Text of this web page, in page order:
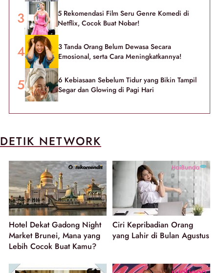
5 Rekomendasi Film Seru Genre Komedi di
Netflix, Cocok Buat Nobar!
3 Tanda Orang Belum Dewasa Secara
Emosional, serta Cara Meningkatkannya!
6 Kebiasaan Sebelum Tidur yang Bikin Tampil
Segar dan Glowing di Pagi Hari
DETIK NETWORK
Hotel Dekat Gadong Night
Market Brunei, Mana yang
Lebih Cocok Buat Kamu?
Ciri Kepribadian Orang
yang Lahir di Bulan Agustus